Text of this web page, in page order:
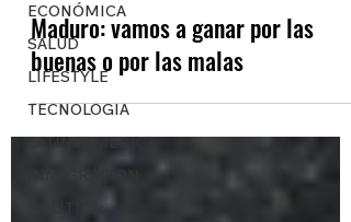
ECONÓMICA
SALUD
LIFESTYLE
TECNOLOGIA
LATINOAMERICA
Maduro: vamos a ganar por las
buenas o por las malas